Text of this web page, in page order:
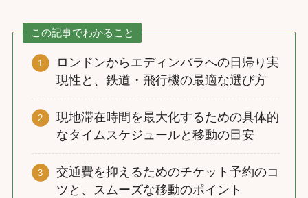
この記事でわかること
ロンドンからエディンバラへの日帰り実
現性と、鉄道・飛行機の最適な選び方
現地滞在時間を最大化するための具体的
なタイムスケジュールと移動の目安
交通費を抑えるためのチケット予約のコ
ツと、スムーズな移動のポイント